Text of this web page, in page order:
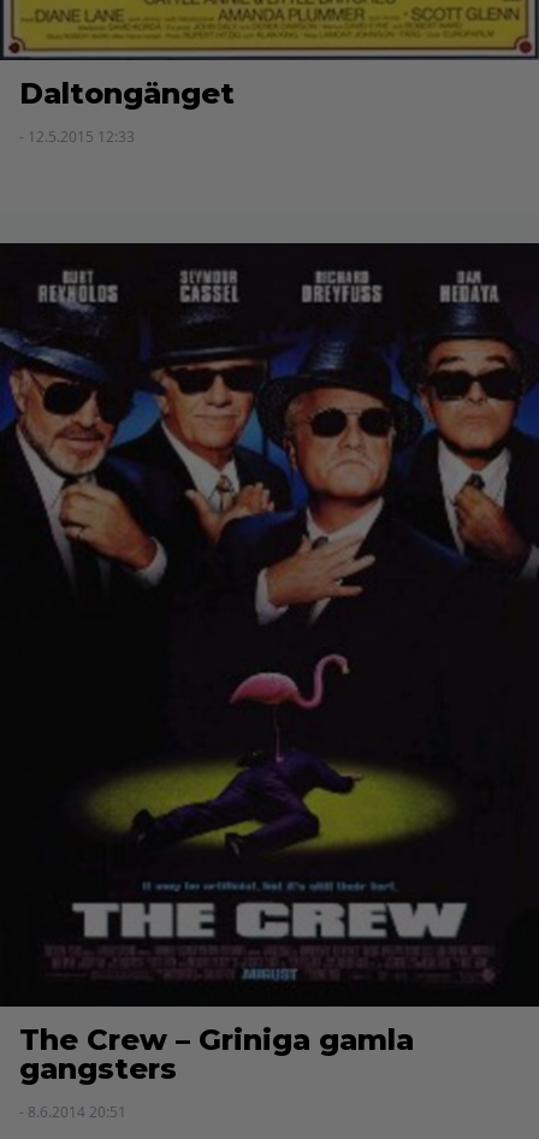
Daltongänget
- 12.5.2015 12:33
The Crew – Griniga gamla
gangsters
- 8.6.2014 20:51